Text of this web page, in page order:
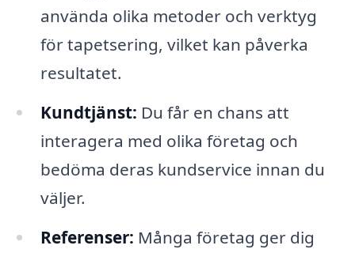
använda olika metoder och verktyg
för tapetsering, vilket kan påverka
resultatet.
Kundtjänst: Du får en chans att
interagera med olika företag och
bedöma deras kundservice innan du
väljer.
Referenser: Många företag ger dig